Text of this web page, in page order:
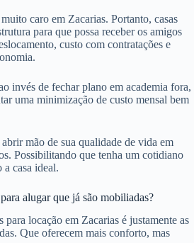
caro em Zacarias. Portanto, casas
para que possa receber os amigos
custo com contratações e
invés de fechar plano em academia fora,
uma minimização de custo mensal bem
mão de sua qualidade de vida em
Possibilitando que tenha um cotidiano
casa ideal.
alugar que já são mobiliadas?
locação em Zacarias é justamente as
Que oferecem mais conforto, mas